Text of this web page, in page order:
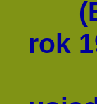
rok
W